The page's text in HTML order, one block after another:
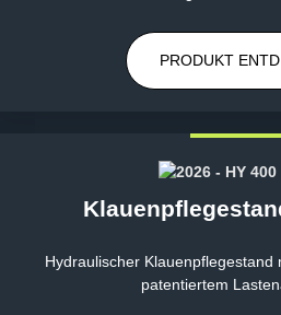
PRODUKT
Hydraulischer Klauenpflegestand
patentiertem